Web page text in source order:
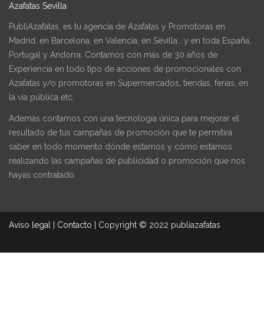
Azafatas Sevilla
PubliAzafatas, es tu agencia de Azafatas y Promotoras en
Madrid, en Barcelona, en Valencia, en Sevilla… y en toda España,
Portugal y Andorra. Contamos con más de 30 años de
Experiencia en todo tipo de acciones de promocionales con
Azafatas y/o promotoras en Supermercados, tiendas, ferias, en
la vía pública etc.
Además contamos con una tecnología única para mejorar el
resultado de tus campañas de promoción que te permitirá
saber en todo momento dónde estamos y cómo estamos
realizando las campañas de publicidad o promoción que nos
hayas contratado.
Aviso legal Contacto Copyright © 2022 publiazafatas